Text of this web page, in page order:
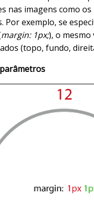
nas imagens como
Por exemplo, se
margin: 1px;), o mesmo
(topo, fundo,